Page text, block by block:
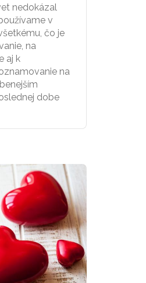
nedokázal
v
čo je
na
aj k
na
dobe